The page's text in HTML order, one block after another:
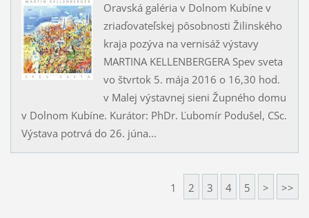
Oravská galéria v Dolnom Kubíne v
zriaďovateľskej pôsobnosti Žilinského
kraja pozýva na vernisáž výstavy
MARTINA KELLENBERGERA Spev sveta
vo štvrtok 5. mája 2016 o 16,30 hod.
v Malej výstavnej sieni Župného domu
v Dolnom Kubíne. Kurátor: PhDr. Ľubomír Podušel, CSc.
Výstava potrvá do 26. júna...
1 2 3 4 5 > >>